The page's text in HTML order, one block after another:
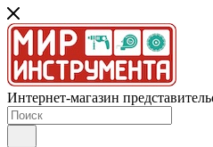
Интернет-магазин